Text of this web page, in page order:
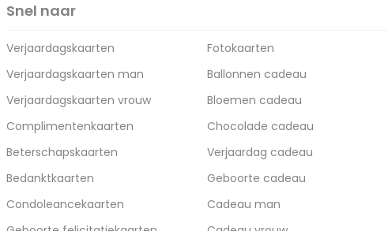
Snel naar
Verjaardagskaarten
Verjaardagskaarten man
Verjaardagskaarten vrouw
Complimentenkaarten
Beterschapskaarten
Bedanktkaarten
Condoleancekaarten
Fotokaarten
Ballonnen cadeau
Bloemen cadeau
Chocolade cadeau
Verjaardag cadeau
Geboorte cadeau
Cadeau man